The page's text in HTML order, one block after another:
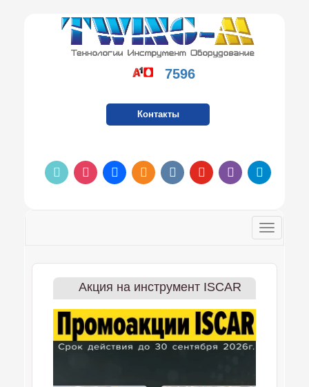
7596
Контакты
tiktok instagramfacebookodnoklassniki
vkontakteyoutubeviber telegram
Toggle
Акция на инструмент ISCAR